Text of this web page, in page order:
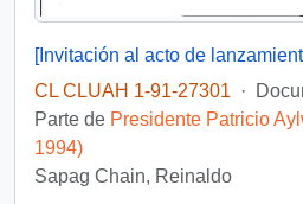
CL CLUAH 1-91-27301
·
Parte de Presidente Patricio
1994)
Sapag Chain, Reinaldo